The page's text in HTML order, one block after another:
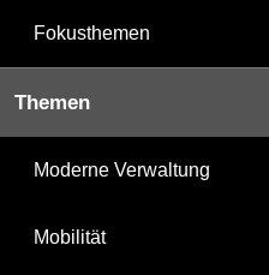
Fokusthemen
Themen
Moderne Verwaltung
Mobilität